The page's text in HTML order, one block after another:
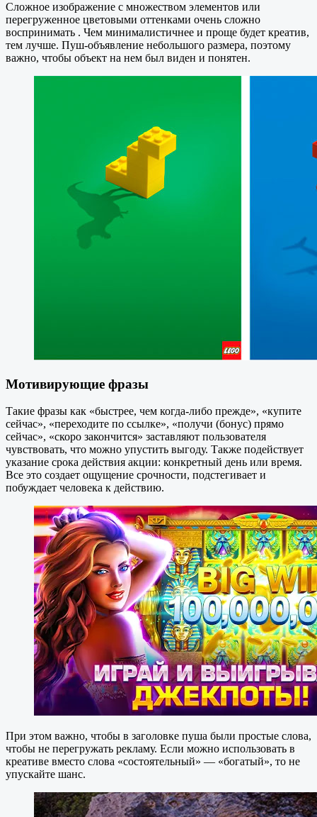
Cложное изображение с множеством элементов или
перегруженное цветовыми оттенками очень сложно
воспринимать . Чем минималистичнее и проще будет креатив,
тем лучше. Пуш-объявление небольшого размера, поэтому
важно, чтобы объект на нем был виден и понятен.
Мотивирующие фразы
Такие фразы как «быстрее, чем когда-либо прежде», «купите
сейчас», «переходите по ссылке», «получи (бонус) прямо
сейчас», «скоро закончится» заставляют пользователя
чувствовать, что можно упустить выгоду. Также подействует
указание срока действия акции: конкретный день или время.
Все это создает ощущение срочности, подстегивает и
побуждает человека к действию.
При этом важно, чтобы в заголовке пуша были простые слова,
чтобы не перегружать рекламу. Если можно использовать в
креативе вместо слова «состоятельный» — «богатый», то не
упускайте шанс.